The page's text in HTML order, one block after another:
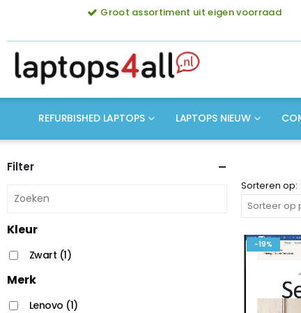
Groot assortiment uit eigen voorraad
REFURBISHED LAPTOPS LAPTOPS NIEUW
Sorteren op:
-19%
Filter
Kleur
Zwart (1)
Merk
Lenovo (1)